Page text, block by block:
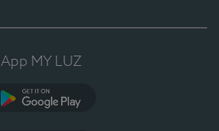
App MY LUZ